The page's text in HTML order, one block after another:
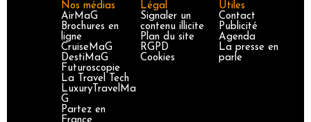
Nos médias
AirMaG
Brochures en
ligne
CruiseMaG
DestiMaG
Futuroscopie
La Travel Tech
LuxuryTravelMa
G
Partez en
Légal
Signaler un
contenu illicite
Plan du site
RGPD
Cookies
Utiles
Contact
Publicité
Agenda
La presse en
parle